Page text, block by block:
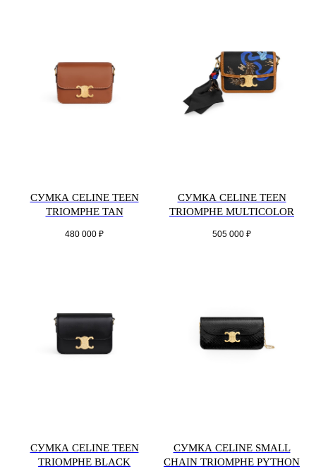
СУМКА CELINE TEEN
TRIOMPHE TAN
480 000 ₽
СУМКА CELINE TEEN
TRIOMPHE MULTICOLOR
505 000 ₽
СУМКА CELINE TEEN
TRIOMPHE BLACK
СУМКА CELINE SMALL
CHAIN TRIOMPHE PYTHON